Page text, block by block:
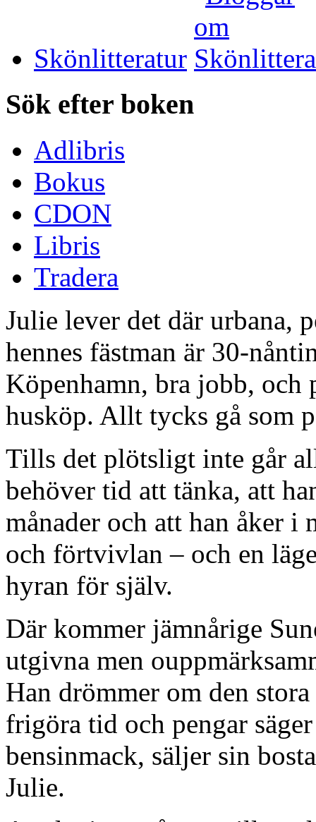
Skönlitteratur
Sök efter boken
Adlibris
Bokus
CDON
Libris
Tradera
Julie lever det där urbana,
hennes fästman är 30-
Köpenhamn, bra jobb, och
husköp. Allt tycks gå som
Tills det plötsligt inte går
behöver tid att tänka, att
månader och att han åker
och förtvivlan – och en
hyran för själv.
Där kommer jämnårige
utgivna men
Han drömmer om den
frigöra tid och pengar
bensinmack, säljer sin
Julie.